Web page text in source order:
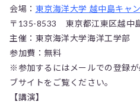
会場： 東京海洋大学 越中島キャ
〒135-8533 東京都江東区越中
主催：東京海洋大学海洋工学部
参加費：無料
※参加するにはメールでの登録
ブサイトをご覧ください。
【講演】